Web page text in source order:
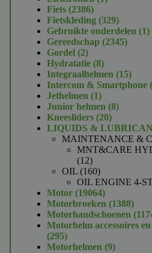
Fiets 23862386
producten
Fietskleding 329329
producten
Gebruikte onderdelen 11
Gereedschap 23452345
Gordel 22
producten
Hydratatie 88
producten
Integraalhelmen 1515
Intercom & Smartphone
Jethelmen 11
product
Junior helmen 88
Kneesliders 2020
producten
LIQUIDS &
MAINTENANCE &
MNT&CARE
1212
producten
OIL 160160
producten
OIL ENGINE 4-
Motor 1906419064
producten
Motorbroeken 13881388
Motorhandschoenen
Motorhelm accessoires
295295
producten
Motorhelmen 99